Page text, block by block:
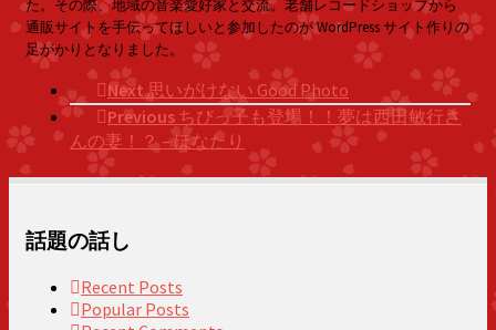
た。その際、地域の音楽愛好家と交流。老舗レコードショップから
通販サイトを手伝ってほしいと参加したのが WordPress サイト作りの
足がかりとなりました。
Next 思いがけない Good Photo
Previous ちびっ子も登場！！夢は西田敏行さ
んの妻！？ – ほなたり
話題の話し
Recent Posts
Popular Posts